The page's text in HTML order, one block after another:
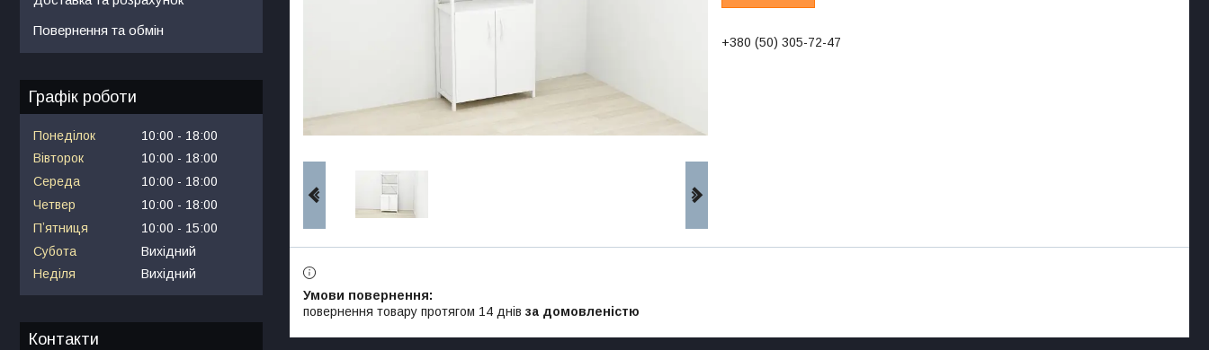
+380 (50) 305-72-47
повернення товару протягом 14 днів за домовленістю
Повернення та обмін
Графік роботи
Понеділок 10:00
18:00
Вівторок
10:00
18:00
Середа
10:00
18:00
Четвер
10:00
18:00
Пʼятниця
10:00
15:00
Субота
Вихідний
Неділя
Вихідний
Контакти